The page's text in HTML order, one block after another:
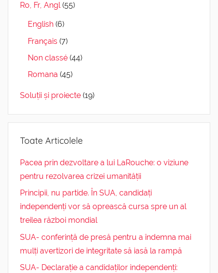
Ro, Fr, Angl(55)
English (6)
Français (7)
Non classé (44)
Romana (45)
Soluții și proiecte (19)
Toate Articolele
Pacea prin dezvoltare a lui LaRouche: o viziune
pentru rezolvarea crizei umanității
Principii, nu partide. În SUA, candidați
independenți vor să oprească cursa spre un al
treilea război mondial
SUA- conferință de presă pentru a îndemna mai
mulți avertizori de integritate să iasă la rampă
SUA- Declarație a candidaților independenți: